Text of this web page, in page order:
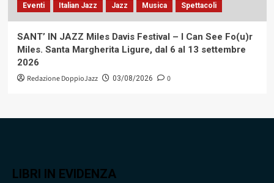
Eventi
Italian Jazz Jazz Musica Spettacoli
SANT’ IN JAZZ Miles Davis Festival – I Can See Fo(u)r
Miles. Santa Margherita Ligure, dal 6 al 13 settembre
2026
Redazione DoppioJazz 03/08/2026 0
LIBRI IN EVIDENZA